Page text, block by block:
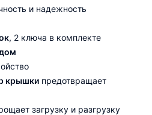
и надежность
, 2 ключа в комплекте
крышки предотвращает
загрузку и разгрузку